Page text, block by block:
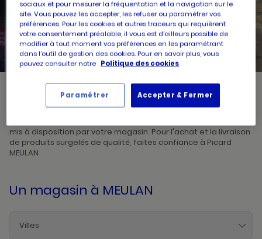
RECHERCHERUN
POINT
DE
VENTE
PICARD
Picard, créateur de saveurs et commerçant de proximité, vous
accueille dans l'un de ses magasins à MEULAN. Prenez
mis à disposition par votre magasin. Pour l'achat et la livraison
de produits surgelés de qualité, faites confiance à Picard
MEULAN
Un magasin à MEULAN
Villes
sociaux et pour mesurer la fréquentation et la navigation sur le
site. Vous pouvez les accepter, les refuser ou paramétrer vos
préférences. Pour les cookies et autres traceurs qui requièrent
votre consentement préalable, il vous est d’ailleurs possible de
modifier à tout moment vos préférences en les paramétrant
dans l’outil de gestion des cookies. Pour en savoir plus, vous
pouvez consulter notre Politique des cookies
Accepter & Fermer
Paramétrer